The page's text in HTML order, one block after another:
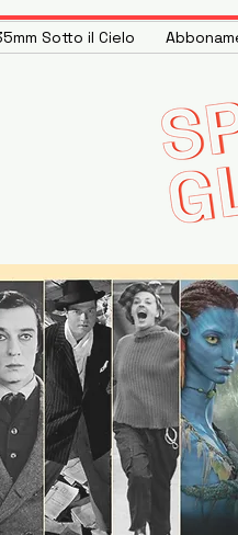
Sotto il Cielo